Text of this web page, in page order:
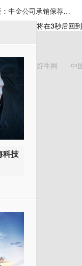
“A+H”上市！百奥赛图12月10日登陆科创板：中金公司承销保荐费9850万元 保代为漆遥、张韦弦
科技
将在3秒后回
好牛网 中